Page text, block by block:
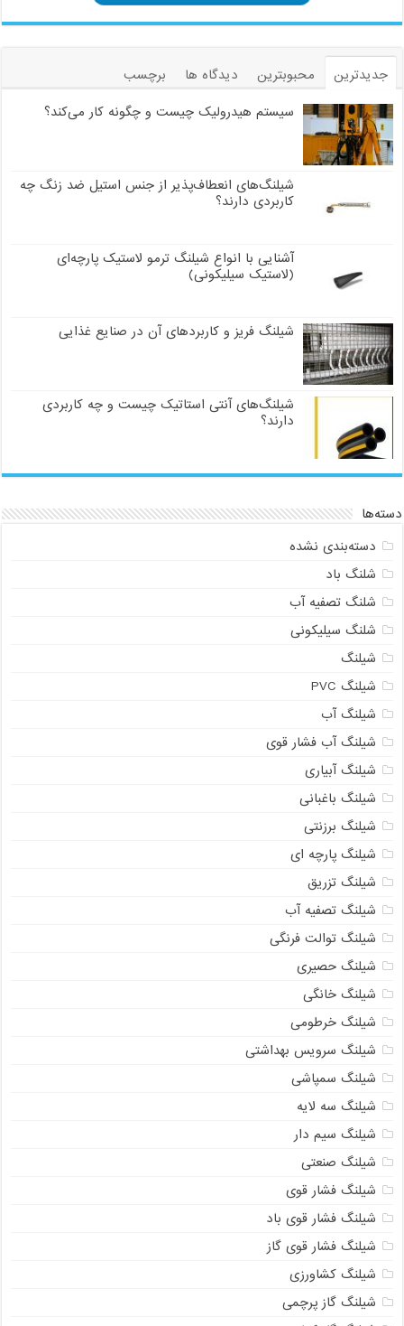
جدیدترین محبوبترین دیدگاه ها
برچسب
سیستم هیدرولیک چیست و چگونه کار می‌کند؟
شیلنگ‌های انعطاف‌پذیر از جنس استیل ضد زنگ چه
کاربردی دارند؟
آشنایی با انواع شیلنگ ترمو لاستیک پارچه‌ای
(لاستیک سیلیکونی)
شیلنگ فریز و کاربردهای آن در صنایع غذایی
شیلنگ‌های آنتی استاتیک چیست و چه کاربردی
دارند؟
دسته‌ها
دسته‌بندی نشده
شلنگ باد
شلنگ تصفیه آب
شلنگ سیلیکونی
شیلنگ
شیلنگ PVC
شیلنگ آب
شیلنگ آب فشار قوی
شیلنگ آبیاری
شیلنگ باغبانی
شیلنگ برزنتی
شیلنگ پارچه ای
شیلنگ تزریق
شیلنگ تصفیه آب
شیلنگ توالت فرنگی
شیلنگ حصیری
شیلنگ خانگی
شیلنگ خرطومی
شیلنگ سرویس بهداشتی
شیلنگ سمپاشی
شیلنگ سه لایه
شیلنگ سیم دار
شیلنگ صنعتی
شیلنگ فشار قوی
شیلنگ فشار قوی باد
شیلنگ فشار قوی گاز
شیلنگ کشاورزی
شیلنگ گاز پرچمی